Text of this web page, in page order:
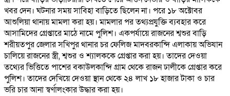
খবর দেন। ঘটনার সময় সাবিহা বাড়িতে ছিলেন না। পরে ১৮ অক্টোবর
আশুলিয়া থানায় মামলা করা হয়। মামলার পর তথ্যপ্রযুক্তি ব্যবহার করে
আসামিদের গ্রেপ্তারে মাঠে নামে পুলিশ। একপর্যায়ে রাজনের শ্বশুর বাড়ি
শরীয়তপুর জেলার সখিপুর থানার চর ফেলিজ মাদবরকান্দি এলাকায় অভিযান
চালিয়ে রাজনের স্ত্রী, শ্বশুর ও শ্যালককে গ্রেপ্তার করা হয়। তাদের দেওয়া
তথ্যের ভিত্তিতে পাশের বকাউলকান্দি গ্রাম থেকে রাজন ঢালীকে গ্রেপ্তার করে
পুলিশ। তাদের দেখিয়ে দেওয়া স্থান থেকে ২৪ লাখ ১৮ হাজার টাকা ও চার
ভরি চার আনা স্বর্ণালংকার উদ্ধার করা হয়।